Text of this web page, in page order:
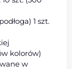
1 szt.
kolorów)
w